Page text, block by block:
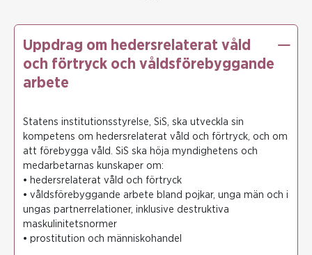
Uppdrag om hedersrelaterat våld
och förtryck och våldsförebyggande
arbete
Statens institutionsstyrelse, SiS, ska utveckla sin
kompetens om hedersrelaterat våld och förtryck, och om
att förebygga våld. SiS ska höja myndighetens och
medarbetarnas kunskaper om:
• hedersrelaterat våld och förtryck
• våldsförebyggande arbete bland pojkar, unga män och i
ungas partnerrelationer, inklusive destruktiva
maskulinitetsnormer
• prostitution och människohandel